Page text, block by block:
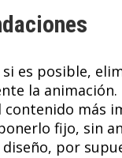
es posible,
la animación.
contenido más
fijo, sin
por